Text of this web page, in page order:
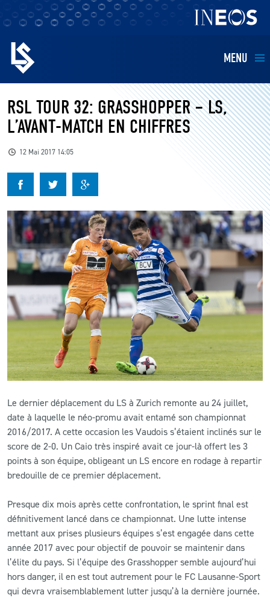
MENU
EQUIPES
BILLETTERIE
KIDS
BUSINESS
RESTAURATION
CLUB
CONTACT
ACTUALITÉS
L’APP DU LS
LS ACADEMY CAMPS
MATCH DES CELEBRITES
RSL TOUR 32: GRASSHOPPER – LS,
L’AVANT-MATCH EN CHIFFRES
12 Mai 2017 14:05
Le dernier déplacement du LS à Zurich remonte au 24 juillet,
date à laquelle le néo-promu avait entamé son championnat
2016/2017. A cette occasion les Vaudois s’étaient inclinés sur le
score de 2-0. Un Caio très inspiré avait ce jour-là offert les 3
points à son équipe, obligeant un LS encore en rodage à repartir
bredouille de ce premier déplacement.
Presque dix mois après cette confrontation, le sprint final est
définitivement lancé dans ce championnat. Une lutte intense
mettant aux prises plusieurs équipes s’est engagée dans cette
année 2017 avec pour objectif de pouvoir se maintenir dans
l’élite du pays. Si l’équipe des Grasshopper semble aujourd’hui
hors danger, il en est tout autrement pour le FC Lausanne-Sport
qui devra vraisemblablement lutter jusqu’à la dernière journée.